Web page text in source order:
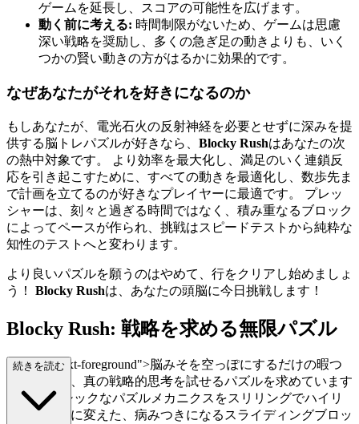
ゲームを延長し、スコアの可能性を広げます。
動く前に考える: 時間制限がないため、ゲームは思慮
深い戦略を奨励し、多くの急ぎ足の動きよりも、いく
つかの賢い動きの方がはるかに効果的です。
なぜあなたがそれを好きになるのか
もしあなたが、電光石火の反射神経を必要とせずに深みを提
供する脳トレパズルが好きなら、 Blocky Rushはあなたの次
の熱中対象です。 より効率を最大化し、満足のいく連鎖反
応を引き起こすために、すべての動きを最適化し、数歩先ま
で計画を立てるのが好きなプレイヤーに最適です。 プレッ
シャーは、刻々と過ぎる時間ではなく、積み重なるブロック
によってペースが作られ、挑戦はスピードテストから純粋な
知性のテストへと変わります。
より良いパズルを願うのはやめて、行をクリアし始めましょ
う！ Blocky Rushは、あなたの頭脳に今日挑戦します！
Blocky Rush: 戦略を求める無限パズル
ss="mb-4 text-foreground">脳みそを空っぽにするだけの暇つ
ぶしに飽き、真の戦略的思考を試せるパズルを求めています
か？ クラシックなパズルメカニクスをスリリングでハイリ
スクな挑戦に変えた、病みつきになるスライディングブロッ
続きを読む